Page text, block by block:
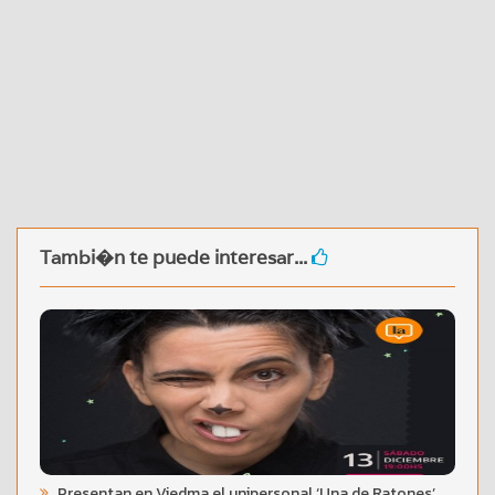
Tambi�n te puede interesar...